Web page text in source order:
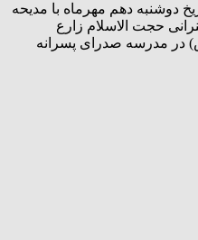
دوشنبه دهم مهرماه با مدیحه
حجت الاسلام زارع
در مدرسه صدرای پسرانه